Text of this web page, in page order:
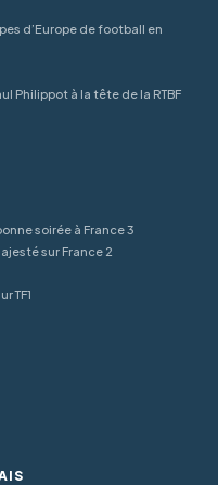
d’Europe de football en
Philippot à la tête de la RTBF
soirée à France 3
sur France 2
TF1